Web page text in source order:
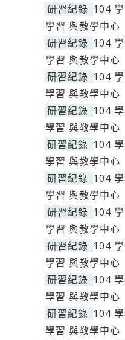
研習紀錄 104
學習 與教學中心
研習紀錄 104
學習 與教學中心
研習紀錄 104
學習 與教學中心
研習紀錄 104
學習 與教學中心
研習紀錄 104
學習 與教學中心
研習紀錄 104
學習 與教學中心
研習紀錄 104
學習 與教學中心
研習紀錄 104
學習 與教學中心
研習紀錄 104
學習 與教學中心
研習紀錄 104
學習 與教學中心